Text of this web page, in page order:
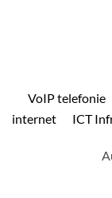
VoIP telefonie
internet
ICT